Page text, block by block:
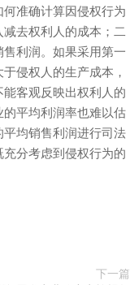
准确计算因侵权行为
去权利人的成本；二
利润。如果采用第一
侵权人的生产成本，
客观反映出权利人的
平均利润率也难以估
均销售利润进行司法
分考虑到侵权行为的
下一篇